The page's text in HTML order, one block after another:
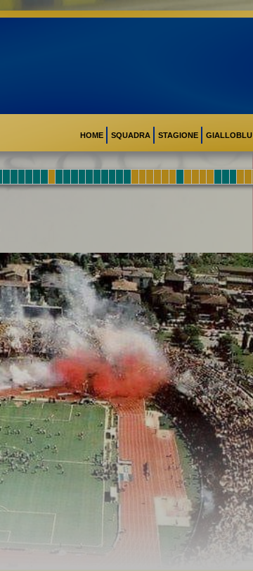
HOME SQUADRA STAGIONE GIALLOBLU